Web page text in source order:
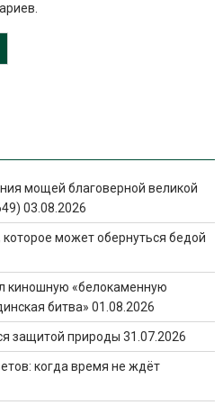
мощей благоверной великой
03.08.2026
может обернуться бедой
киношную «белокаменную
битва» 01.08.2026
защитой природы 31.07.2026
когда время не ждёт